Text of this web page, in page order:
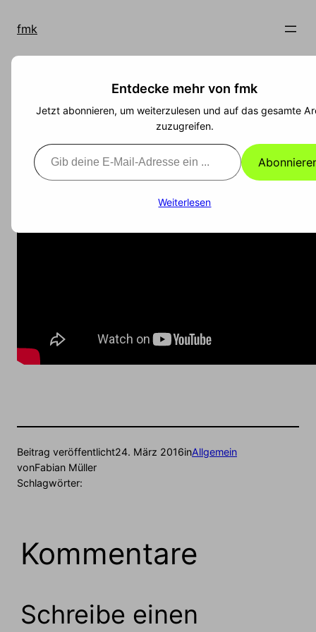
Inhalt
fmk
Die Macht der
Beitrag veröffentlicht24. März 2016inAllgemein
vonFabian Müller
Schlagwörter:
Kommentare
Schreibe einen
Entdecke mehr von fmk
Jetzt abonnieren, um weiterzulesen und auf das gesamte
zuzugreifen.
Gib deine E-Mail-Adresse ein ...
Weiterlesen